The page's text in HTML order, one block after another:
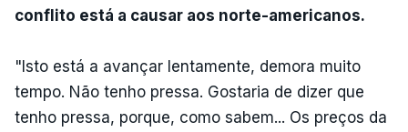
conflito está a causar aos norte-americanos.
"Isto está a avançar lentamente, demora muito
tempo. Não tenho pressa. Gostaria de dizer que
tenho pressa, porque, como sabem... Os preços da